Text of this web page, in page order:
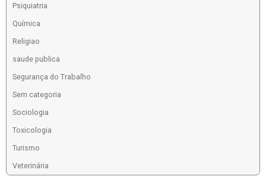
Psiquiatria
Química
Religiao
saude publica
Segurança do Trabalho
Sem categoria
Sociologia
Toxicologia
Turismo
Veterinária